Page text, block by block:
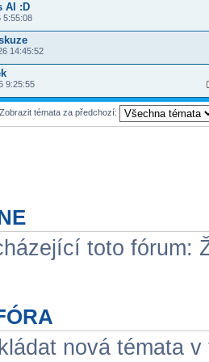
AI :D
5:55:08
14:45:52
9:25:55
Zobrazit témata za předchozí:
toto fórum:
nová témata v